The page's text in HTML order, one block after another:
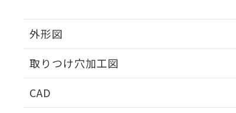
外形図
取りつけ穴加工図
CAD